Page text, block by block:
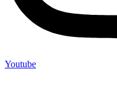
Youtube